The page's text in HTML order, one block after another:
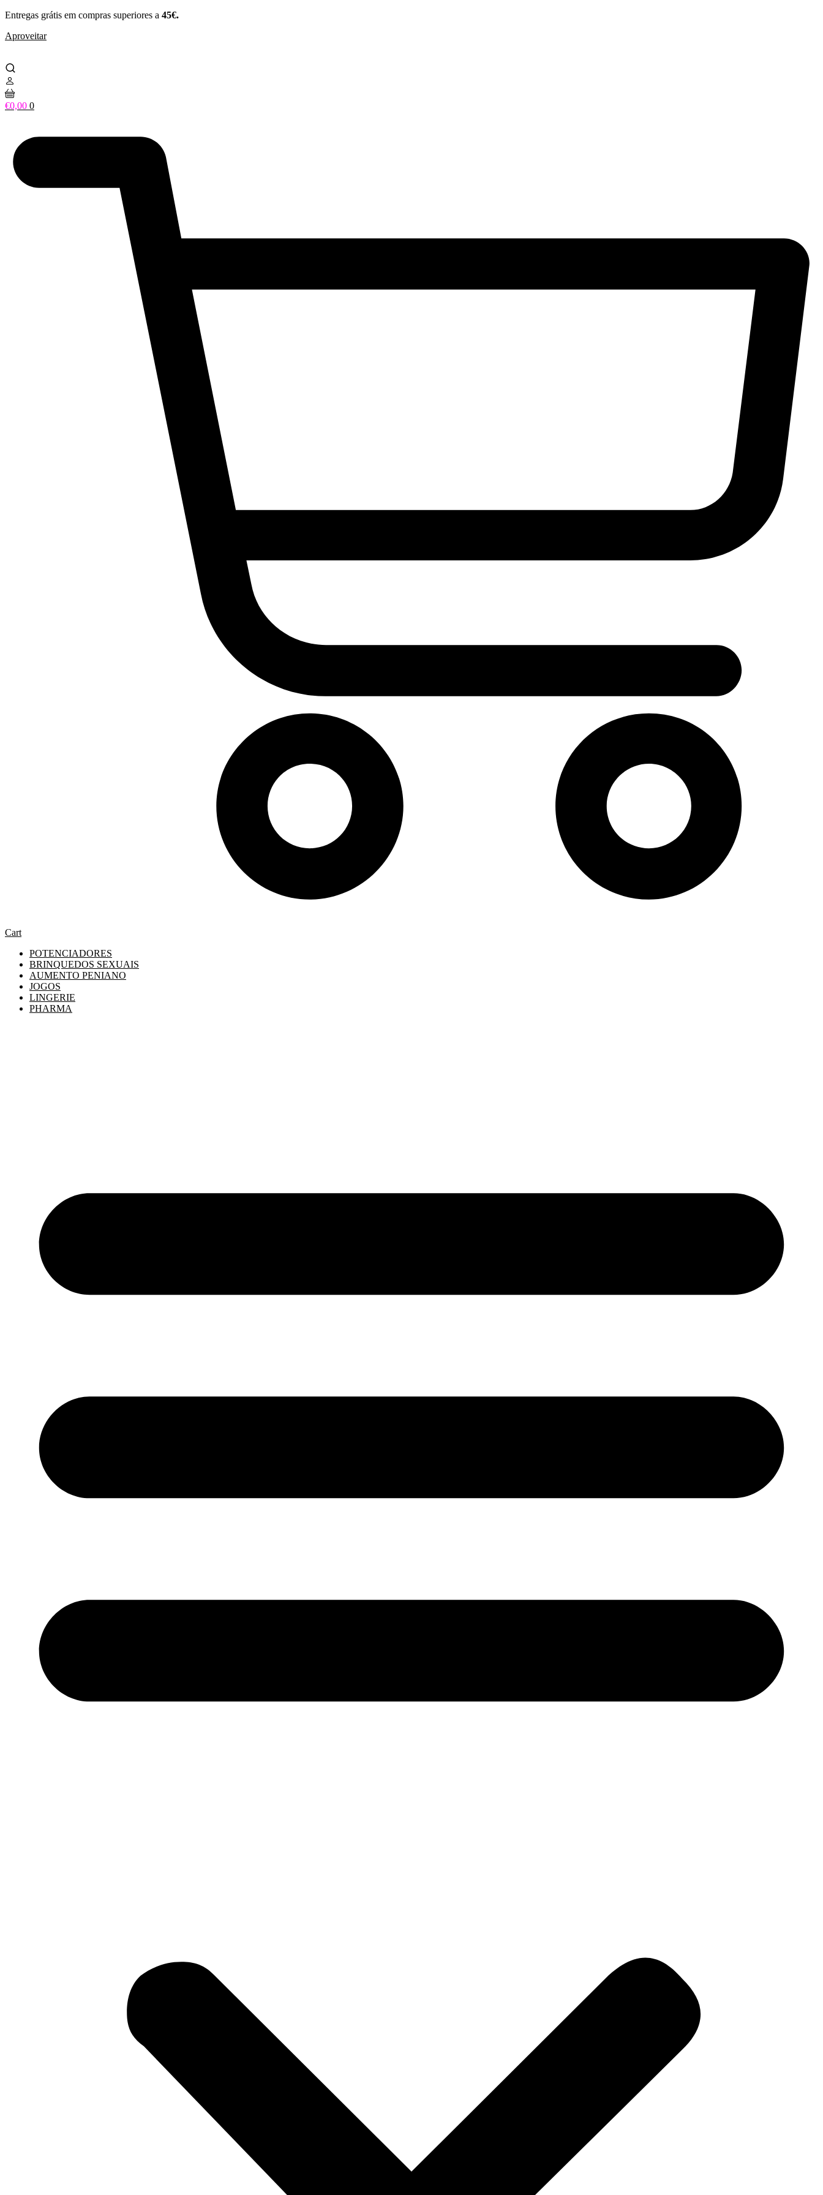
Pular
o
Entregas grátis em compras superiores a 45€.
Aproveitar
€0,00 0
Cart
POTENCIADORES
BRINQUEDOS SEXUAIS
AUMENTO PENIANO
JOGOS
LINGERIE
PHARMA